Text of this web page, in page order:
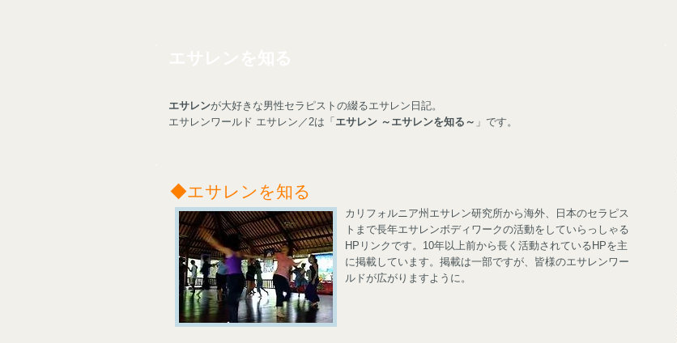
エサレンが大好きな男性セラピストの綴るエサレン日記。
エサレンワールド エサレン／2は「 エサレン ～エサレンを知る～ 」です。
◆エサレンを知る
カリフォルニア州エサレン研究所から海外、日本のセラピス
トまで長年エサレンボディワークの活動をしていらっしゃる
HPリンクです。10年以上前から長く活動されているHPを主
に掲載しています。掲載は一部ですが、皆様のエサレンワー
ルドが広がりますように。